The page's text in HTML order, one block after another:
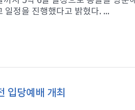
일정을 진행했다고 밝혔다. ...
입당예배 개최